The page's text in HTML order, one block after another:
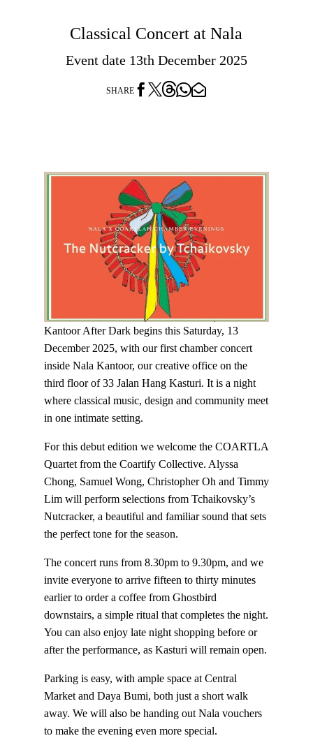
Classical Concert at Nala
Event date 13th December 2025
SHARE   
Kantoor After Dark begins this Saturday, 13
December 2025, with our first chamber concert
inside Nala Kantoor, our creative office on the
third floor of 33 Jalan Hang Kasturi. It is a night
where classical music, design and community meet
in one intimate setting.
For this debut edition we welcome the COARTLA
Quartet from the Coartify Collective. Alyssa
Chong, Samuel Wong, Christopher Oh and Timmy
Lim will perform selections from Tchaikovsky’s
Nutcracker, a beautiful and familiar sound that sets
the perfect tone for the season.
The concert runs from 8.30pm to 9.30pm, and we
invite everyone to arrive fifteen to thirty minutes
earlier to order a coffee from Ghostbird
downstairs, a simple ritual that completes the night.
You can also enjoy late night shopping before or
after the performance, as Kasturi will remain open.
Parking is easy, with ample space at Central
Market and Daya Bumi, both just a short walk
away. We will also be handing out Nala vouchers
to make the evening even more special.